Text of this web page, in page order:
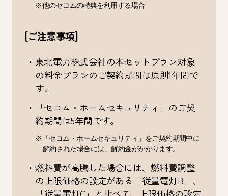
※他のセコムの特典を利用する場合
[ご注意事項]
・東北電力株式会社の本セットプラン対象
の料金プランのご契約期間は原則1年間で
す。
・「セコム・ホームセキュリティ」のご契
約期間は5年間です。
※「セコム・ホームセキュリティ」をご契約期間中に
解約された場合には、解約金がかかります。
・燃料費が高騰した場合には、燃料費調整
の上限価格の設定がある「従量電灯B」、